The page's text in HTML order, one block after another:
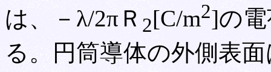
は、－λ/2πＲ2[C/m2]の
る。円筒導体の外側表